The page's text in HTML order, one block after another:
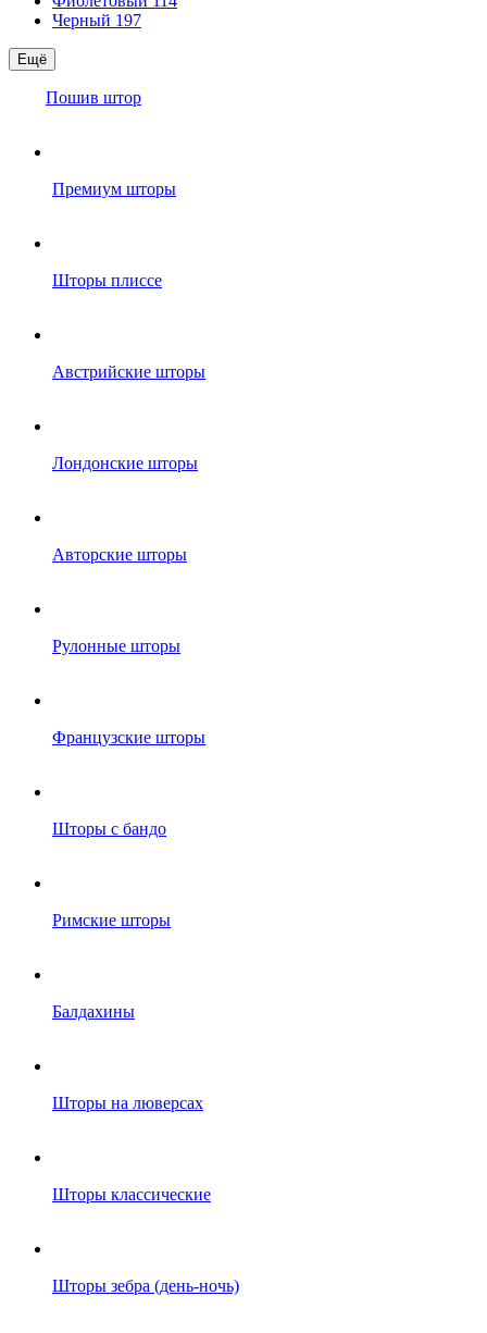
Черный 197
Ещё
Пошив штор
Премиум шторы
Шторы плиссе
Австрийские шторы
Лондонские шторы
Авторские шторы
Рулонные шторы
Французские шторы
Шторы с бандо
Римские шторы
Балдахины
Шторы на люверсах
Шторы классические
Шторы зебра (день-ночь)